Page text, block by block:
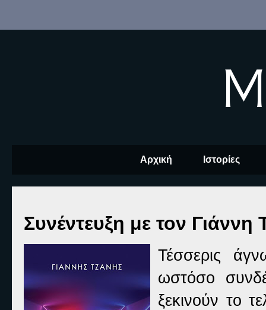
Αρχική Ιστορίες
Συνέντευξη με τον Γιάννη
Τέσσερις
ωστόσο
ξεκινούν το